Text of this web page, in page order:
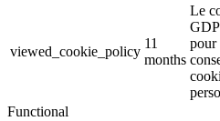
viewed_cookie_policy
11
months
Le
pour
Functional